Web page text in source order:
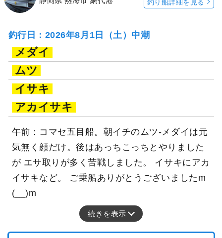
釣り船詳細を見る
釣行日：2026年8月1日（土）中潮
メダイ
ムツ
イサキ
アカイサキ
午前：コマセ五目船。朝イチのムツ-メダイは元
気無く顔だけ。後はあっちこっちとやりました
が エサ取りが多く苦戦しました。 イサキにアカ
イサキなど。 ご乗船ありがとうございましたm
(__)m
続きを表示